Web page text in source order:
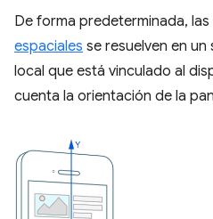
De forma predeterminada,
espaciales se resuelven en
local que está vinculado al
cuenta la orientación de la